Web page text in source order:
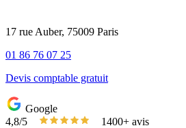
17 rue Auber, 75009 Paris
01 86 76 07 25
Devis comptable gratuit
Google
4,8/5
1400+ avis